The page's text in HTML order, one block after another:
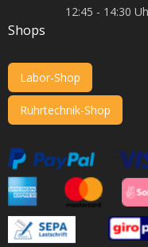
12:45 - 14:30
Shops
Labor-Shop
Rührtechnik-Shop